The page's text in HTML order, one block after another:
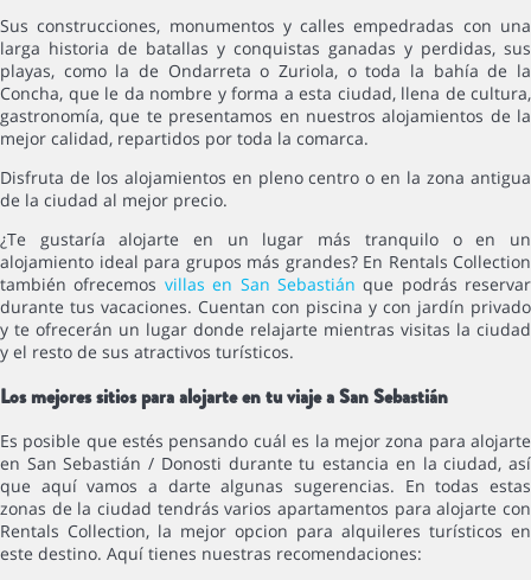
Sus construcciones, monumentos y calles empedradas con una
larga historia de batallas y conquistas ganadas y perdidas, sus
playas, como la de Ondarreta o Zuriola, o toda la bahía de la
Concha, que le da nombre y forma a esta ciudad, llena de cultura,
gastronomía, que te presentamos en nuestros alojamientos de la
mejor calidad, repartidos por toda la comarca.
Disfruta de los alojamientos en pleno centro o en la zona antigua
de la ciudad al mejor precio.
¿Te gustaría alojarte en un lugar más tranquilo o en un
alojamiento ideal para grupos más grandes? En Rentals Collection
también ofrecemos villas en San Sebastián que podrás reservar
durante tus vacaciones. Cuentan con piscina y con jardín privado
y te ofrecerán un lugar donde relajarte mientras visitas la ciudad
y el resto de sus atractivos turísticos.
Los mejores sitios para alojarte en tu viaje a San Sebastián
Es posible que estés pensando cuál es la mejor zona para alojarte
en San Sebastián / Donosti durante tu estancia en la ciudad, así
que aquí vamos a darte algunas sugerencias. En todas estas
zonas de la ciudad tendrás varios apartamentos para alojarte con
Rentals Collection, la mejor opcion para alquileres turísticos en
este destino. Aquí tienes nuestras recomendaciones: